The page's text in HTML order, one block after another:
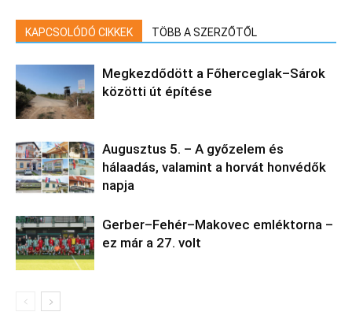
KAPCSOLÓDÓ CIKKEK TÖBB A SZERZŐTŐL
Megkezdődött a Főherceglak–Sárok
közötti út építése
Augusztus 5. – A győzelem és
hálaadás, valamint a horvát honvédők
napja
Gerber–Fehér–Makovec emléktorna –
ez már a 27. volt